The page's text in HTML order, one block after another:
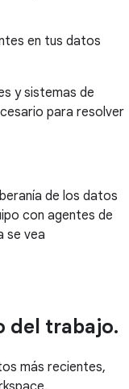
en tus datos
y sistemas de
para resolver
de los datos
con agentes de
se vea
del trabajo.
más recientes,